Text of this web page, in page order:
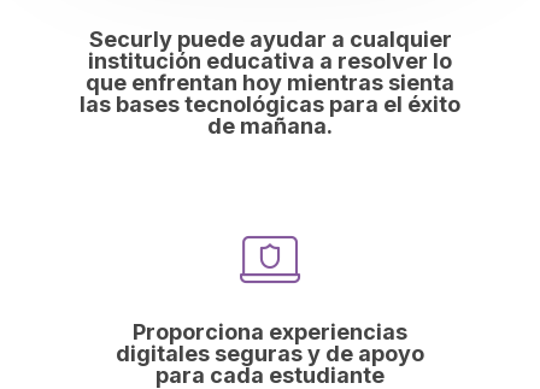
Securly puede ayudar a cualquier
institución educativa a resolver lo
que enfrentan hoy mientras sienta
las bases tecnológicas para el éxito
de mañana.
Proporciona experiencias
digitales seguras y de apoyo
para cada estudiante